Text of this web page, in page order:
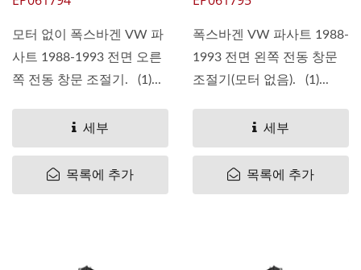
모터 없이 폭스바겐 VW 파
사트 1988-1993 전면 오른
쪽 전동 창문 조절기. (1)...
세부
목록에 추가
폭스바겐 VW 파사트 1988-
1993 전면 왼쪽 전동 창문
조절기(모터 없음). (1)...
세부
목록에 추가